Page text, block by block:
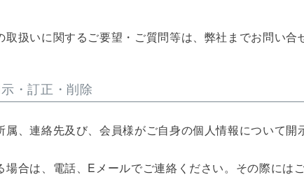
扱いに関するご要望・ご質問等は、弊社までお問い合
・訂正・削除
、連絡先及び、会員様がご自身の個人情報について
場合は、電話、Eメールでご連絡ください。その際には